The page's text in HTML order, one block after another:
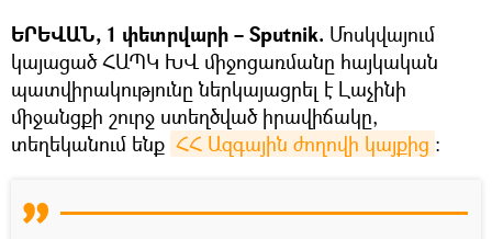
ԵՐԵՎԱՆ, 1 փետրվարի – Sputnik. Մոսկվայում
կայացած ՀԱՊԿ ԽՎ միջոցառմանը հայկական
պատվիրակությունը ներկայացրել է Լաչինի
միջանցքի շուրջ ստեղծված իրավիճակը,
տեղեկանում ենք ՀՀ Ազգային ժողովի կայքից ։